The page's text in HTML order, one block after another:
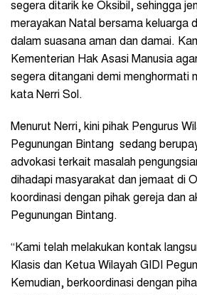
segera ditarik ke Oksibil, sehingga
merayakan Natal bersama keluarga
dalam suasana aman dan damai.
Kementerian Hak Asasi Manusia
segera ditangani demi menghormati
kata Nerri Sol.
Menurut Nerri, kini pihak Pengurus
Pegunungan Bintang sedang
advokasi terkait masalah
dihadapi masyarakat dan jemaat di
koordinasi dengan pihak gereja dan
Pegunungan Bintang.
“Kami telah melakukan kontak
Klasis dan Ketua Wilayah GIDI
Kemudian, berkoordinasi dengan